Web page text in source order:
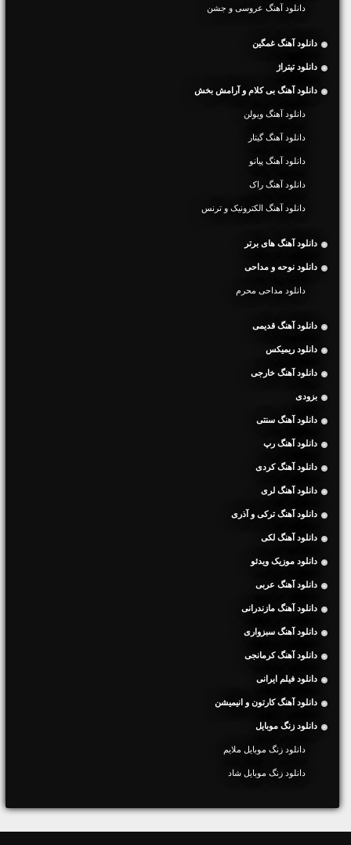
دانلود آهنگ عروسی و جشن
دانلود آهنگ غمگین
دانلود تیتراژ
دانلود آهنگ بی کلام و آرامش بخش
دانلود آهنگ ویولن
دانلود آهنگ گیتار
دانلود آهنگ پیانو
دانلود آهنگ راک
دانلود آهنگ الکترونیک و ترنس
دانلود آهنگ های برتر
دانلود نوحه و مداحی
دانلود مداحی محرم
دانلود آهنگ قدیمی
دانلود ریمیکس
دانلود آهنگ خارجی
بزودی
دانلود آهنگ سنتی
دانلود آهنگ رپ
دانلود آهنگ کردی
دانلود آهنگ لری
دانلود آهنگ ترکی و آذری
دانلود آهنگ لکی
دانلود موزیک ویدئو
دانلود آهنگ عربی
دانلود آهنگ مازندرانی
دانلود آهنگ سبزواری
دانلود آهنگ کرمانجی
دانلود فیلم ایرانی
دانلود آهنگ کارتون و انیمیشن
دانلود زنگ موبایل
دانلود زنگ موبایل ملایم
دانلود زنگ موبایل شاد